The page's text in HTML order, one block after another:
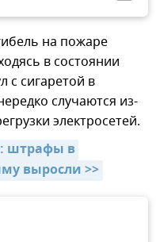
на пожаре
в состоянии
с сигаретой в
случаются из-
электросетей.
штрафы в
выросли >>